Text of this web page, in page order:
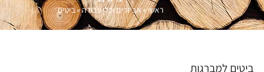
ראשי»אביזרים וכלי עבודה»ביטים
ביטים למברגות